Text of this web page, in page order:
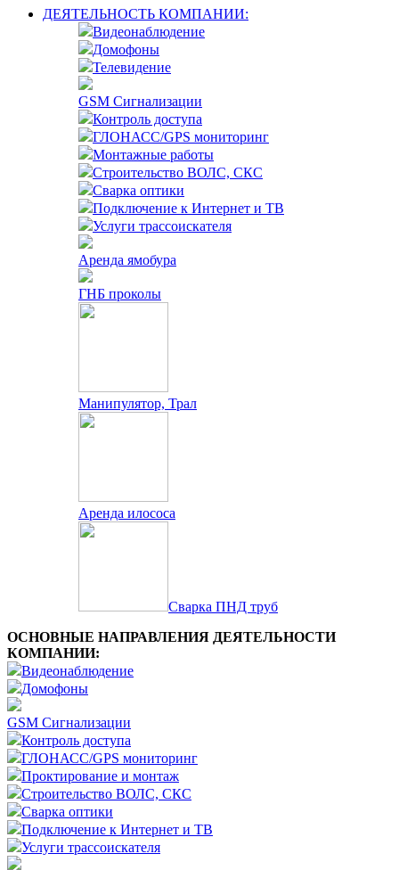
ДЕЯТЕЛЬНОСТЬ КОМПАНИИ:
Видеонаблюдение
Домофоны
Телевидение
GSM Сигнализации
Контроль доступа
ГЛОНАСС/GPS мониторинг
Монтажные работы
Строительство ВОЛС, СКС
Сварка оптики
Подключение к Интернет и ТВ
Услуги трассоискателя
Аренда ямобура
ГНБ проколы
Манипулятор, Трал
Аренда илососа
Сварка ПНД труб
ОСНОВНЫЕ НАПРАВЛЕНИЯ ДЕЯТЕЛЬНОСТИ
КОМПАНИИ:
Видеонаблюдение
Домофоны
GSM Сигнализации
Контроль доступа
ГЛОНАСС/GPS мониторинг
Проктирование и монтаж
Строительство ВОЛС, СКС
Сварка оптики
Подключение к Интернет и ТВ
Услуги трассоискателя